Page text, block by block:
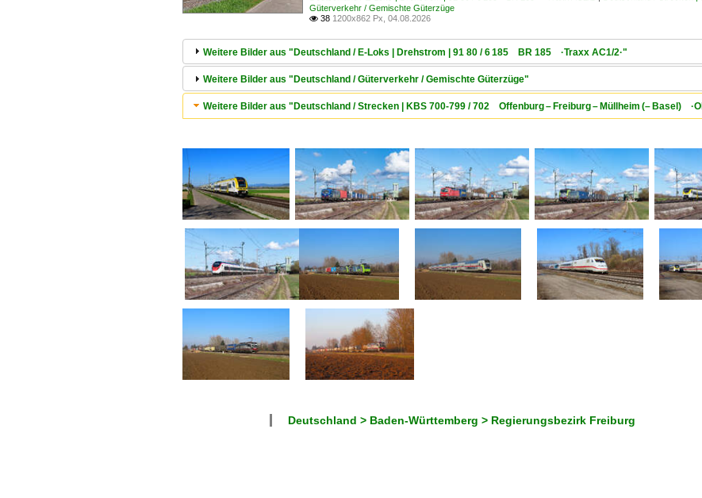
Güterverkehr / Gemischte Güterzüge
 38 1200x862 Px, 04.08.2026
Weitere Bilder aus "Deutschland / E-Loks | Drehstrom | 91 80 / 6 185 BR 185 ·Traxx AC1/2·"
Weitere Bilder aus "Deutschland / Güterverkehr / Gemischte Güterzüge"
Weitere Bilder aus "Deutschland / Strecken | KBS 700-799 / 702 Offenburg – Freiburg – Müllheim (– Basel)
Deutschland > Baden-Württemberg > Regierungsbezirk Freiburg